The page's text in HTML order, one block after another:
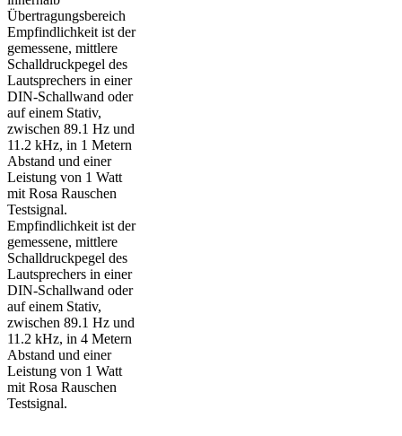
Übertragungsbereich
Empfindlichkeit ist der
gemessene, mittlere
Schalldruckpegel des
Lautsprechers in einer
DIN-Schallwand oder
auf einem Stativ,
zwischen 89.1 Hz und
11.2 kHz, in 1 Metern
Abstand und einer
Leistung von 1 Watt
mit Rosa Rauschen
Testsignal.
Empfindlichkeit ist der
gemessene, mittlere
Schalldruckpegel des
Lautsprechers in einer
DIN-Schallwand oder
auf einem Stativ,
zwischen 89.1 Hz und
11.2 kHz, in 4 Metern
Abstand und einer
Leistung von 1 Watt
mit Rosa Rauschen
Testsignal.